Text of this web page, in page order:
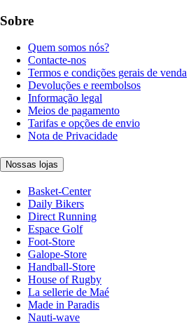
Sobre
Quem somos nós?
Contacte-nos
Termos e condições gerais de venda
Devoluções e reembolsos
Informação legal
Meios de pagamento
Tarifas e opções de envio
Nota de Privacidade
Nossas lojas
Basket-Center
Daily Bikers
Direct Running
Espace Golf
Foot-Store
Galope-Store
Handball-Store
House of Rugby
La sellerie de Maé
Made in Paradis
Nauti-wave